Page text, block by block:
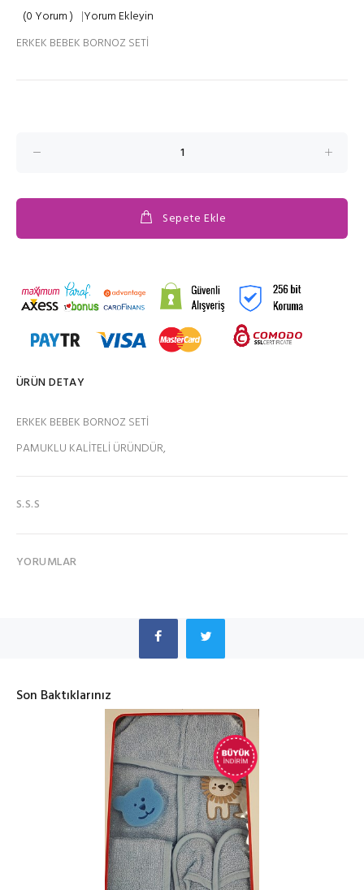
(0 Yorum ) |Yorum Ekleyin
ERKEK BEBEK BORNOZ SETİ
Sepete Ekle
ÜRÜN DETAY
ERKEK BEBEK BORNOZ SETİ
PAMUKLU KALİTELİ ÜRÜNDÜR,
S.S.S
YORUMLAR
Son Baktıklarınız